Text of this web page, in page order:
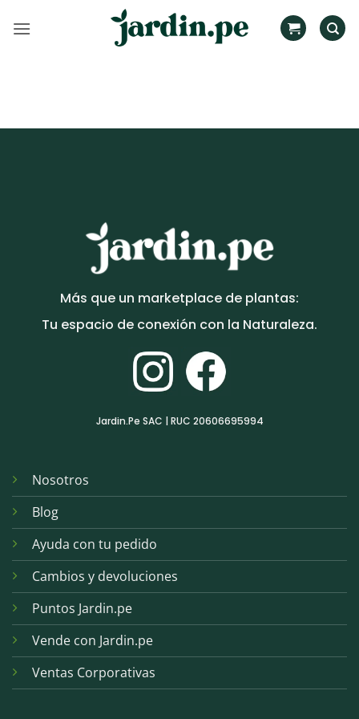
Más que un marketplace de plantas:
Tu espacio de conexión con la Naturaleza.
Jardin.Pe SAC | RUC 20606695994
Nosotros
Blog
Ayuda con tu pedido
Cambios y devoluciones
Puntos Jardin.pe
Vende con Jardin.pe
Ventas Corporativas